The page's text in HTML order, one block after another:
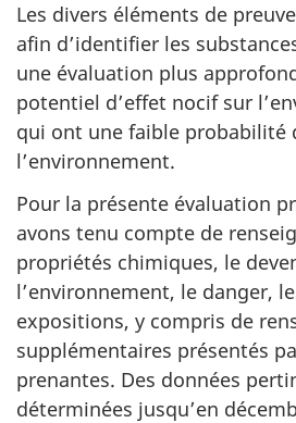
Les divers éléments de
afin d’identifier les
une évaluation plus
potentiel d’effet nocif sur
qui ont une faible probabilité
l’environnement.
Pour la présente évaluation
avons tenu compte de
propriétés chimiques, le
l’environnement, le danger,
expositions, y compris de
supplémentaires présentés
prenantes. Des données
déterminées jusqu’en